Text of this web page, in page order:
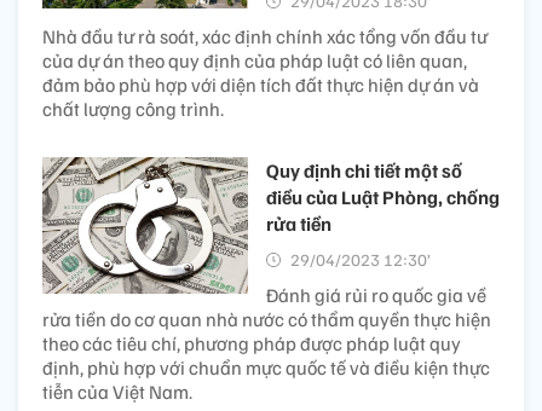
Nhà đầu tư rà soát, xác định chính xác tổng vốn đầu tư
của dự án theo quy định của pháp luật có liên quan,
đảm bảo phù hợp với diện tích đất thực hiện dự án và
chất lượng công trình.
Quy định chi tiết một số
điều của Luật Phòng, chống
rửa tiền
29/04/2023 12:30’
Đánh giá rủi ro quốc gia về
rửa tiền do cơ quan nhà nước có thẩm quyền thực hiện
theo các tiêu chí, phương pháp được pháp luật quy
định, phù hợp với chuẩn mực quốc tế và điều kiện thực
tiễn của Việt Nam.